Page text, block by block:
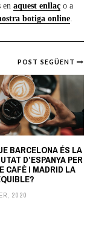
en aquest enllaç o a
botiga online
POST SEGÜENT
BARCELONA ÉS LA
D’ESPANYA PER
CAFÈ I MADRID LA
2020